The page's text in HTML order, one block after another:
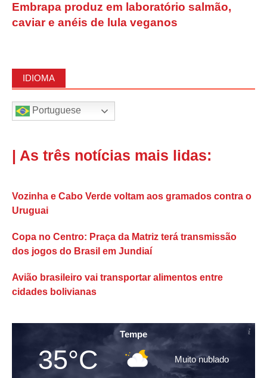
Embrapa produz em laboratório salmão,
caviar e anéis de lula veganos
IDIOMA
Portuguese
| As três notícias mais lidas:
Vozinha e Cabo Verde voltam aos gramados contra o
Uruguai
Copa no Centro: Praça da Matriz terá transmissão
dos jogos do Brasil em Jundiaí
Avião brasileiro vai transportar alimentos entre
cidades bolivianas
Tempe
35°C Muito nublado